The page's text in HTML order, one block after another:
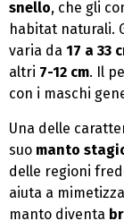
snello, che gli
habitat naturali.
varia da 17 a 33
altri 7-12 cm. Il
con i maschi
Una delle
suo manto
delle regioni
aiuta a
manto diventa